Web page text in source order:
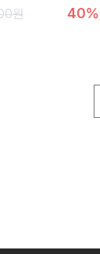
원 40%